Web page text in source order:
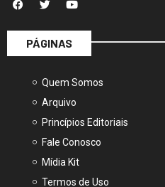
PÁGINAS
Quem Somos
Arquivo
Princípios Editoriais
Fale Conosco
Mídia Kit
Termos de Uso